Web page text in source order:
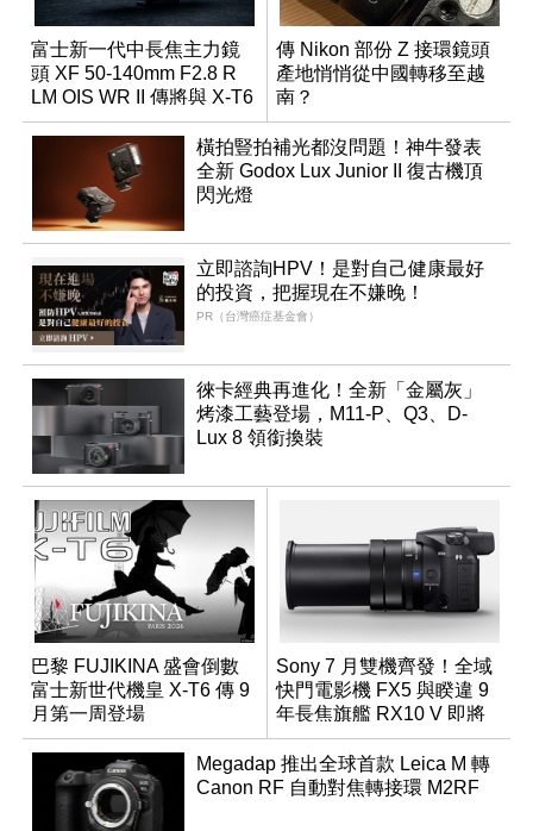
富士新一代中長焦主力鏡
頭 XF 50-140mm F2.8 R
LM OIS WR II 傳將與 X-T6
同步亮相
傳 Nikon 部份 Z 接環鏡頭
產地悄悄從中國轉移至越
南？
橫拍豎拍補光都沒問題！神牛發表
全新 Godox Lux Junior II 復古機頂
閃光燈
立即諮詢HPV！是對自己健康最好
的投資，把握現在不嫌晚！
PR（台灣癌症基金會）
徠卡經典再進化！全新「金屬灰」
烤漆工藝登場，M11-P、Q3、D-
Lux 8 領銜換裝
巴黎 FUJIKINA 盛會倒數
富士新世代機皇 X-T6 傳 9
月第一周登場
Sony 7 月雙機齊發！全域
快門電影機 FX5 與睽違 9
年長焦旗艦 RX10 V 即將
登場
Megadap 推出全球首款 Leica M 轉
Canon RF 自動對焦轉接環 M2RF